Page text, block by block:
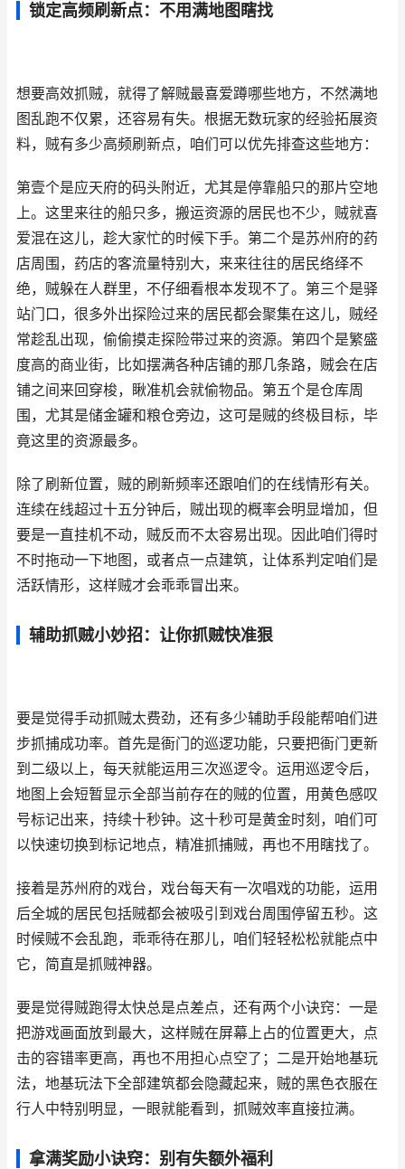
锁定高频刷新点：不用满地图瞎找
想要高效抓贼，就得了解贼最喜爱蹲哪些地方，不然满地
图乱跑不仅累，还容易有失。根据无数玩家的经验拓展资
料，贼有多少高频刷新点，咱们可以优先排查这些地方：
第壹个是应天府的码头附近，尤其是停靠船只的那片空地
上。这里来往的船只多，搬运资源的居民也不少，贼就喜
爱混在这儿，趁大家忙的时候下手。第二个是苏州府的药
店周围，药店的客流量特别大，来来往往的居民络绎不
绝，贼躲在人群里，不仔细看根本发现不了。第三个是驿
站门口，很多外出探险过来的居民都会聚集在这儿，贼经
常趁乱出现，偷偷摸走探险带过来的资源。第四个是繁盛
度高的商业街，比如摆满各种店铺的那几条路，贼会在店
铺之间来回穿梭，瞅准机会就偷物品。第五个是仓库周
围，尤其是储金罐和粮仓旁边，这可是贼的终极目标，毕
竟这里的资源最多。
除了刷新位置，贼的刷新频率还跟咱们的在线情形有关。
连续在线超过十五分钟后，贼出现的概率会明显增加，但
要是一直挂机不动，贼反而不太容易出现。因此咱们得时
不时拖动一下地图，或者点一点建筑，让体系判定咱们是
活跃情形，这样贼才会乖乖冒出来。
辅助抓贼小妙招：让你抓贼快准狠
要是觉得手动抓贼太费劲，还有多少辅助手段能帮咱们进
步抓捕成功率。首先是衙门的巡逻功能，只要把衙门更新
到二级以上，每天就能运用三次巡逻令。运用巡逻令后，
地图上会短暂显示全部当前存在的贼的位置，用黄色感叹
号标记出来，持续十秒钟。这十秒可是黄金时刻，咱们可
以快速切换到标记地点，精准抓捕贼，再也不用瞎找了。
接着是苏州府的戏台，戏台每天有一次唱戏的功能，运用
后全城的居民包括贼都会被吸引到戏台周围停留五秒。这
时候贼不会乱跑，乖乖待在那儿，咱们轻轻松松就能点中
它，简直是抓贼神器。
要是觉得贼跑得太快总是点差点，还有两个小诀窍：一是
把游戏画面放到最大，这样贼在屏幕上占的位置更大，点
击的容错率更高，再也不用担心点空了；二是开始地基玩
法，地基玩法下全部建筑都会隐藏起来，贼的黑色衣服在
行人中特别明显，一眼就能看到，抓贼效率直接拉满。
拿满奖励小诀窍：别有失额外福利